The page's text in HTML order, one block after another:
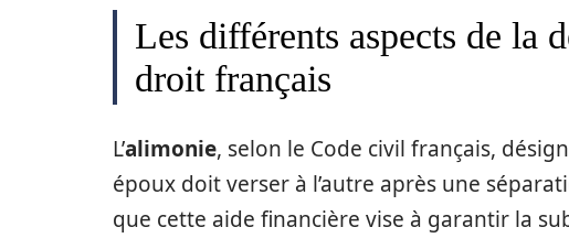
Les différents aspects de la
droit français
L’alimonie, selon le Code civil français,
époux doit verser à l’autre après une
que cette aide financière vise à garantir la